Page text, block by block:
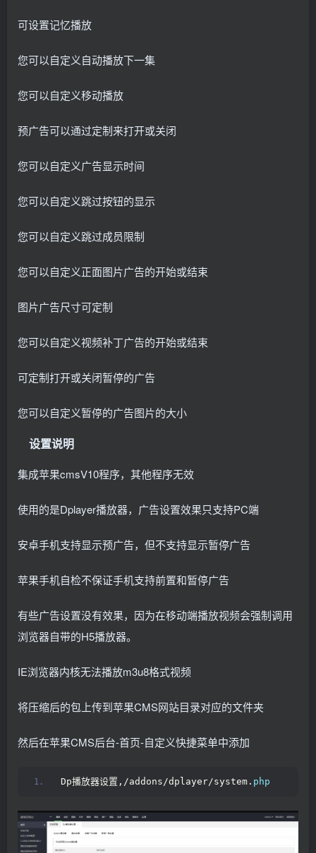
可设置记忆播放
您可以自定义自动播放下一集
您可以自定义移动播放
预广告可以通过定制来打开或关闭
您可以自定义广告显示时间
您可以自定义跳过按钮的显示
您可以自定义跳过成员限制
您可以自定义正面图片广告的开始或结束
图片广告尺寸可定制
您可以自定义视频补丁广告的开始或结束
可定制打开或关闭暂停的广告
您可以自定义暂停的广告图片的大小
设置说明
集成苹果cmsV10程序，其他程序无效
使用的是Dplayer播放器，广告设置效果只支持PC端
安卓手机支持显示预广告，但不支持显示暂停广告
苹果手机自检不保证手机支持前置和暂停广告
有些广告设置没有效果，因为在移动端播放视频会强制调用
浏览器自带的H5播放器。
IE浏览器内核无法播放m3u8格式视频
将压缩后的包上传到苹果CMS网站目录对应的文件夹
然后在苹果CMS后台-首页-自定义快捷菜单中添加
Dp播放器设置,/addons/dplayer/system. php